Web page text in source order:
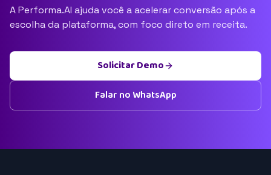
A Performa.AI ajuda você a acelerar conversão após a
escolha da plataforma, com foco direto em receita.
Solicitar Demo
Falar no WhatsApp